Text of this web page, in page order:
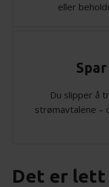
eller
Du slipper å
strømavtalene –
Det er lett